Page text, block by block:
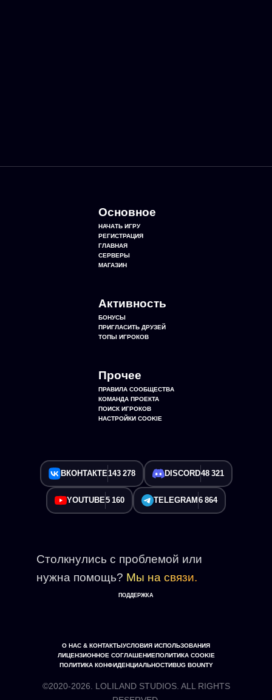
Основное
НАЧАТЬ ИГРУ
РЕГИСТРАЦИЯ
ГЛАВНАЯ
СЕРВЕРЫ
МАГАЗИН
Активность
БОНУСЫ
ПРИГЛАСИТЬ ДРУЗЕЙ
ТОПЫ ИГРОКОВ
Прочее
ПРАВИЛА СООБЩЕСТВА
КОМАНДА ПРОЕКТА
ПОИСК ИГРОКОВ
НАСТРОЙКИ COOKIE
ВКОНТАКТЕ143 278 DISCORD48 321
YOUTUBE5 160 TELEGRAM 6 864
Столкнулись с проблемой или
нужна помощь? Мы на связи.
ПОДДЕРЖКА
О НАС & КОНТАКТЫУСЛОВИЯ ИСПОЛЬЗОВАНИЯ
ЛИЦЕНЗИОННОЕ СОГЛАШЕНИЕПОЛИТИКА COOKIE
ПОЛИТИКА КОНФИДЕНЦИАЛЬНОСТИBUG BOUNTY
©2020-2026. LOLILAND STUDIOS. ALL RIGHTS